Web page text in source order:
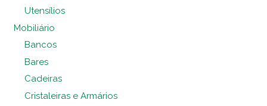
Utensílios
Mobiliário
Bancos
Bares
Cadeiras
Cristaleiras e Armários